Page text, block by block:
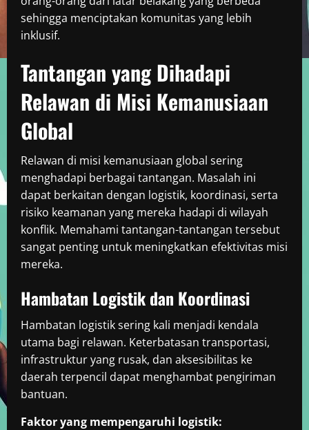
sehingga menciptakan komunitas yang lebih
inklusif.
Tantangan yang Dihadapi
Relawan di Misi Kemanusiaan
Global
Relawan di misi kemanusiaan global sering
menghadapi berbagai tantangan. Masalah ini
dapat berkaitan dengan logistik, koordinasi, serta
risiko keamanan yang mereka hadapi di wilayah
konflik. Memahami tantangan-tantangan tersebut
sangat penting untuk meningkatkan efektivitas misi
mereka.
Hambatan Logistik dan Koordinasi
Hambatan logistik sering kali menjadi kendala
utama bagi relawan. Keterbatasan transportasi,
infrastruktur yang rusak, dan aksesibilitas ke
daerah terpencil dapat menghambat pengiriman
bantuan.
Faktor yang mempengaruhi logistik: